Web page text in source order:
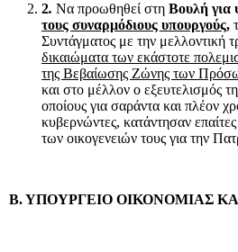
2. Να προωθηθεί στη Βουλή για
τους συναρμόδιους υπουργούς,
Συντάγματος με την μελλοντική
δικαιώματα των εκάστοτε
της Βεβαίωσης Ζώνης των
και στο μέλλον ο εξευτελισμός
οποίους για σαράντα και πλέον
κυβερνώντες, κατάντησαν επαίτες
των οικογενειών τους για την
Β. ΥΠΟΥΡΓΕΙΟ ΟΙΚΟΝΟΜΙΑΣ